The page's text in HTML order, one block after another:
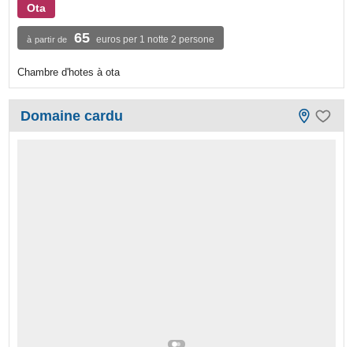
Ota
à partir de 65 euros per 1 notte 2 persone
Chambre d'hotes à ota
Domaine cardu